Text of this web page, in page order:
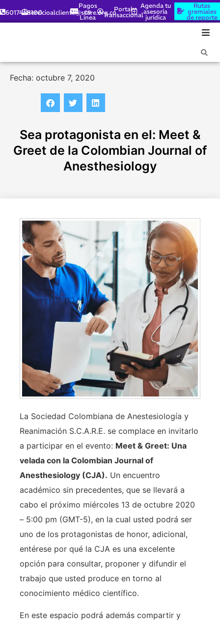
6017448100servicioalcliente@scare.org.co
Pagos
en
Línea
Portal
Transaccional
Agenda tu
asesoría
jurídica
Rutas
gremiales
de reporte
Fecha: octubre 7, 2020
Sea protagonista en el: Meet &
Greet de la Colombian Journal of
Anesthesiology
La Sociedad Colombiana de Anestesiología y
Reanimación S.C.A.R.E. se complace en invitarlo
a participar en el evento: Meet & Greet: Una
velada con la Colombian Journal of
Anesthesiology (CJA). Un encuentro
académico sin precedentes, que se llevará a
cabo el próximo miércoles 13 de octubre 2020
– 5:00 pm (GMT-5), en la cual usted podrá ser
uno de los protagonistas de honor, adicional,
entérese por qué la CJA es una excelente
opción para consultar, proponer y difundir el
trabajo que usted produce en torno al
conocimiento médico científico.
En este espacio podrá además compartir y